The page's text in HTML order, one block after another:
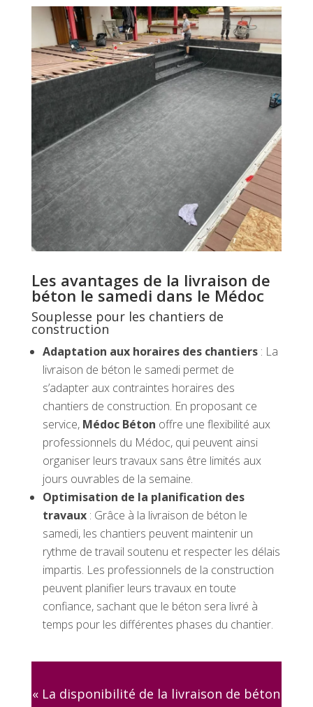
Les avantages de la livraison de
béton le samedi dans le Médoc
Souplesse pour les chantiers de
construction
Adaptation aux horaires des chantiers: La
livraison de béton le samedi permet de
s’adapter aux contraintes horaires des
chantiers de construction. En proposant ce
service, Médoc Béton offre une flexibilité aux
professionnels du Médoc, qui peuvent ainsi
organiser leurs travaux sans être limités aux
jours ouvrables de la semaine.
Optimisation de la planification des
travaux: Grâce à la livraison de béton le
samedi, les chantiers peuvent maintenir un
rythme de travail soutenu et respecter les délais
impartis. Les professionnels de la construction
peuvent planifier leurs travaux en toute
confiance, sachant que le béton sera livré à
temps pour les différentes phases du chantier.
« La disponibilité de la livraison de béton